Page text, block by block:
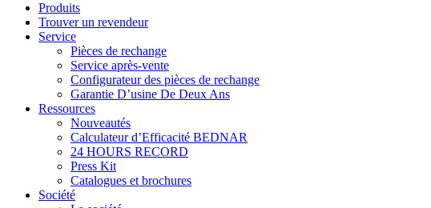
Produits
Trouver un revendeur
Service
Pièces de rechange
Service après-vente
Configurateur des pièces de rechange
Garantie D’usine De Deux Ans
Ressources
Nouveautés
Calculateur d’Efficacité BEDNAR
24 HOURS RECORD
Press Kit
Catalogues et brochures
Société